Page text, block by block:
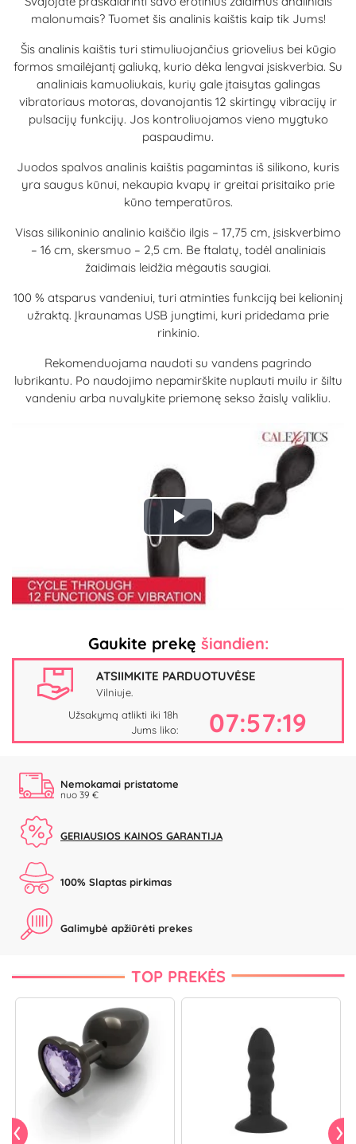
malonumais? Tuomet šis analinis kaištis kaip tik Jums!
Šis analinis kaištis turi stimuliuojančius griovelius bei kūgio
formos smailėjantį galiuką, kurio dėka lengvai įsiskverbia. Su
analiniais kamuoliukais, kurių gale įtaisytas galingas
vibratoriaus motoras, dovanojantis 12 skirtingų vibracijų ir
pulsacijų funkcijų. Jos kontroliuojamos vieno mygtuko
paspaudimu.
Juodos spalvos analinis kaištis pagamintas iš silikono, kuris
yra saugus kūnui, nekaupia kvapų ir greitai prisitaiko prie
kūno temperatūros.
Visas silikoninio analinio kaiščio ilgis – 17,75 cm, įsiskverbimo
– 16 cm, skersmuo – 2,5 cm. Be ftalatų, todėl analiniais
žaidimais leidžia mėgautis saugiai.
100 % atsparus vandeniui, turi atminties funkciją bei kelioninį
užraktą. Įkraunamas USB jungtimi, kuri pridedama prie
rinkinio.
Rekomenduojama naudoti su vandens pagrindo
lubrikantu. Po naudojimo nepamirškite nuplauti muilu ir šiltu
vandeniu arba nuvalykite priemonę sekso žaislų valikliu.
Play
Video
Gaukite prekę šiandien:
ATSIIMKITE PARDUOTUVĖSE
Vilniuje.
Užsakymą atlikti iki 18h
Jums liko:
07:57:19
Nemokamai pristatome
nuo 39 €
GERIAUSIOS KAINOS GARANTIJA
100% Slaptas pirkimas
Galimybė apžiūrėti prekes
TOP PREKĖS